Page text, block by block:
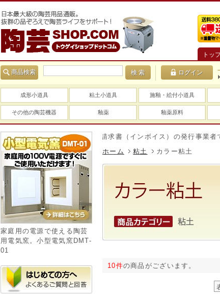
トッ
商品検索
成形小道具 粘土小道具 施釉・絵付小道具
その他の陶芸機器 釉薬 釉薬原料
当社は適格請求書（インボイス）の発行事業者です。
ホーム
粘土 カラー粘土
10件の商品がございます。
家庭用の電源で使える陶芸
用電気窯。小型電気窯DMT-
01